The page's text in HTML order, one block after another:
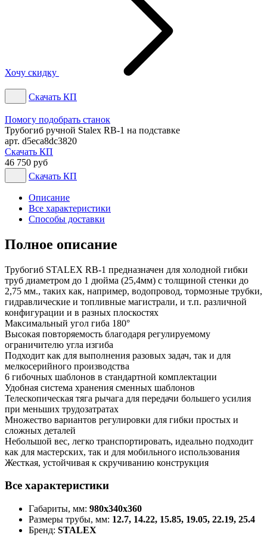
Хочу скидку
Скачать КП
Помогу подобрать станок
Трубогиб ручной Stalex RB-1 на подставке
арт. d5eca8dc3820
Скачать КП
46 750 руб
Скачать КП
Описание
Все характеристики
Способы доставки
Полное описание
Трубогиб STALEX RB-1 предназначен для холодной гибки
труб диаметром до 1 дюйма (25,4мм) с толщиной стенки до
2,75 мм., таких как, например, водопровод, тормозные трубки,
гидравлические и топливные магистрали, и т.п. различной
конфигурации и в разных плоскостях
Максимальный угол гиба 180°
Высокая повторяемость благодаря регулируемому
ограничителю угла изгиба
Подходит как для выполнения разовых задач, так и для
мелкосерийного производства
6 гибочных шаблонов в стандартной комплектации
Удобная система хранения сменных шаблонов
Телескопическая тяга рычага для передачи большего усилия
при меньших трудозатратах
Множество вариантов регулировки для гибки простых и
сложных деталей
Небольшой вес, легко транспортировать, идеально подходит
как для мастерских, так и для мобильного использования
Жесткая, устойчивая к скручиванию конструкция
Все характеристики
Габариты, мм: 980x340x360
Размеры трубы, мм: 12.7, 14.22, 15.85, 19.05, 22.19, 25.4
Бренд: STALEX